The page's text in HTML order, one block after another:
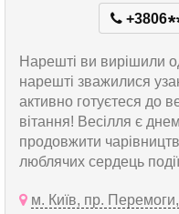
+3806*
Нарешті ви вирішили
нарешті зважилися
активно готуєтеся до
вітання! Весілля є
продовжити
люблячих сердець
м. Київ, пр.